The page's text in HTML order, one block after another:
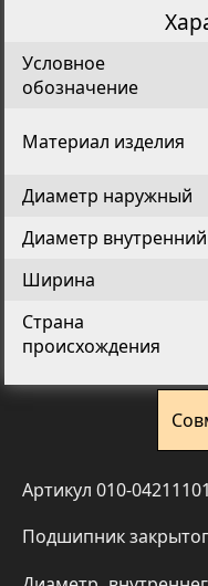
Условное
обозначение
Материал изделия
Диаметр наружный
Диаметр внутренний
Ширина
Страна
происхождения
Артикул 010-
Подшипник